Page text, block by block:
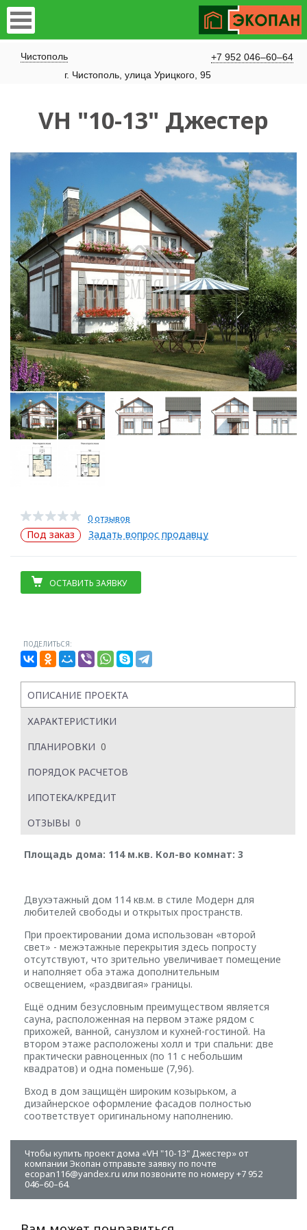
Чистополь
+7 952 046–60–64
​г. Чистополь, улица Урицкого, 95
VH "10-13" Джестер
0 отзывов
Под заказ Задать вопрос продавцу
ОСТАВИТЬ ЗАЯВКУ
ПОДЕЛИТЬСЯ:
ОПИСАНИЕ ПРОЕКТА
ХАРАКТЕРИСТИКИ
ПЛАНИРОВКИ 0
ПОРЯДОК РАСЧЕТОВ
ИПОТЕКА/КРЕДИТ
ОТЗЫВЫ 0
Площадь дома: 114 м.кв. Кол-во комнат: 3
Двухэтажный дом 114 кв.м. в стиле Модерн для
любителей свободы и открытых пространств.
При проектировании дома использован «второй
свет» - межэтажные перекрытия здесь попросту
отсутствуют, что зрительно увеличивает помещение
и наполняет оба этажа дополнительным
освещением, «раздвигая» границы.
Ещё одним безусловным преимуществом является
сауна, расположенная на первом этаже рядом с
прихожей, ванной, санузлом и кухней-гостиной. На
втором этаже расположены холл и три спальни: две
практически равноценных (по 11 с небольшим
квадратов) и одна поменьше (7,96).
Вход в дом защищён широким козырьком, а
дизайнерское оформление фасадов полностью
соответствует оригинальному наполнению.
Чтобы купить проект дома «VH "10-13" Джестер» от
компании Экопан отправьте заявку по почте
ecopan116@yandex.ru или позвоните по номеру +7 952
046–60–64.